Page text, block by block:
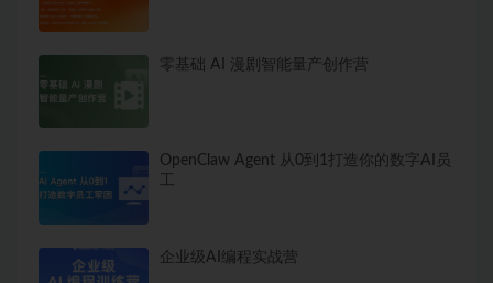
零基础 AI 漫剧智能量产创作营
OpenClaw Agent 从0到1打造你的数字AI员
工
企业级AI编程实战营